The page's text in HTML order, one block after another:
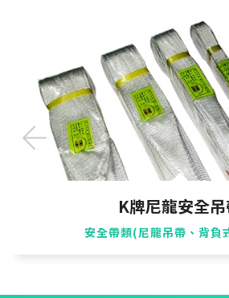
K牌尼龍安全吊帶
安全帶類(尼龍吊帶、背負式安全帶)